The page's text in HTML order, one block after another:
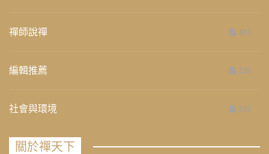
禪師說禪 267
編輯推薦 236
社會與環境 235
關於禪天下